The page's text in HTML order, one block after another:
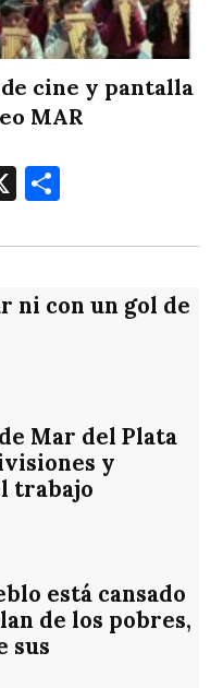
cine y pantalla
MAR
X
ni con un gol de
Mar del Plata
y
trabajo
está cansado
de los pobres,
sus